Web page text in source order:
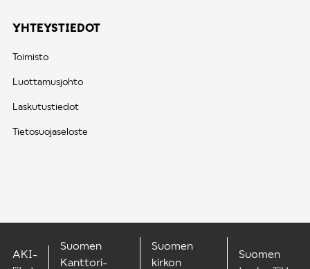
YHTEYSTIEDOT
Toimisto
Luottamusjohto
Laskutustiedot
Tietosuojaseloste
AKI-
Suomen
Kanttori-
Suomen
kirkon
Suomen